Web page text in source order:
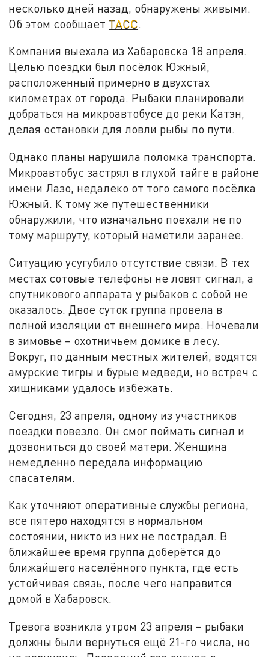
несколько дней назад, обнаружены живыми.
Об этом сообщает ТАСС.
Компания выехала из Хабаровска 18 апреля.
Целью поездки был посёлок Южный,
расположенный примерно в двухстах
километрах от города. Рыбаки планировали
добраться на микроавтобусе до реки Катэн,
делая остановки для ловли рыбы по пути.
Однако планы нарушила поломка транспорта.
Микроавтобус застрял в глухой тайге в районе
имени Лазо, недалеко от того самого посёлка
Южный. К тому же путешественники
обнаружили, что изначально поехали не по
тому маршруту, который наметили заранее.
Ситуацию усугубило отсутствие связи. В тех
местах сотовые телефоны не ловят сигнал, а
спутникового аппарата у рыбаков с собой не
оказалось. Двое суток группа провела в
полной изоляции от внешнего мира. Ночевали
в зимовье – охотничьем домике в лесу.
Вокруг, по данным местных жителей, водятся
амурские тигры и бурые медведи, но встреч с
хищниками удалось избежать.
Сегодня, 23 апреля, одному из участников
поездки повезло. Он смог поймать сигнал и
дозвониться до своей матери. Женщина
немедленно передала информацию
спасателям.
Как уточняют оперативные службы региона,
все пятеро находятся в нормальном
состоянии, никто из них не пострадал. В
ближайшее время группа доберётся до
ближайшего населённого пункта, где есть
устойчивая связь, после чего направится
домой в Хабаровск.
Тревога возникла утром 23 апреля – рыбаки
должны были вернуться ещё 21-го числа, но